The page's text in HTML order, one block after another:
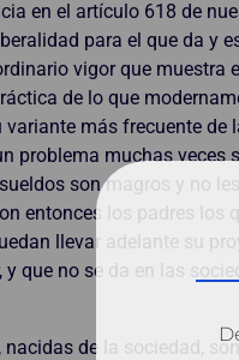
en el artículo 618 de
para el que da y
vigor que
de lo que
más frecuente
problema muchas
son magros y no
entonces los padres
llevar adelante su
que no se da en las
de la sociedad,